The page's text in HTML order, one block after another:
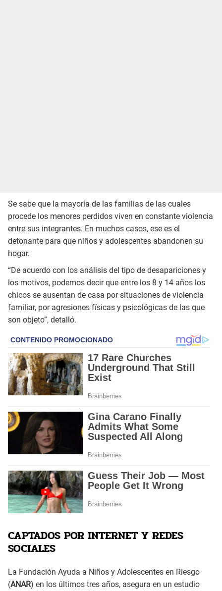
Se sabe que la mayoría de las familias de las cuales
procede los menores perdidos viven en constante violencia
entre sus integrantes. En muchos casos, ese es el
detonante para que niños y adolescentes abandonen su
hogar.
“De acuerdo con los análisis del tipo de desapariciones y
los motivos, podemos decir que entre los 8 y 14 años los
chicos se ausentan de casa por situaciones de violencia
familiar, por agresiones físicas y psicológicas de las que
son objeto”, detalló.
CAPTADOS POR INTERNET Y REDES
SOCIALES
La Fundación Ayuda a Niños y Adolescentes en Riesgo
(ANAR) en los últimos tres años, asegura en un estudio